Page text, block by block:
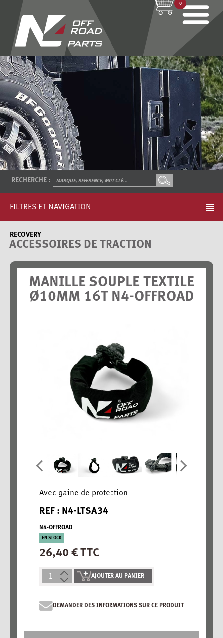
0
RECHERCHE :
FILTRES ET NAVIGATION
RECOVERY
ACCESSOIRES DE TRACTION
MANILLE SOUPLE TEXTILE
Ø10MM 16T N4-OFFROAD
Avec gaine de protection
REF : N4-LTSA34
N4-OFFROAD
EN STOCK
26,40 € TTC
AJOUTER AU PANIER
DEMANDER DES INFORMATIONS SUR CE PRODUIT